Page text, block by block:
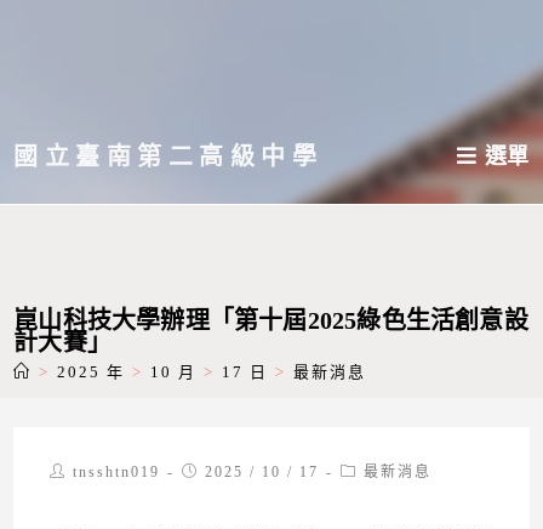
主國立臺南第二高級中學 選單
崑山科技大學辦理「第十屆2025綠色生活創意設
計大賽」
> 2025 年 > 10 月 > 17 日 > 最新消息
Posttnsshtn019
Post2025 / 10 / 17
Post最新消息